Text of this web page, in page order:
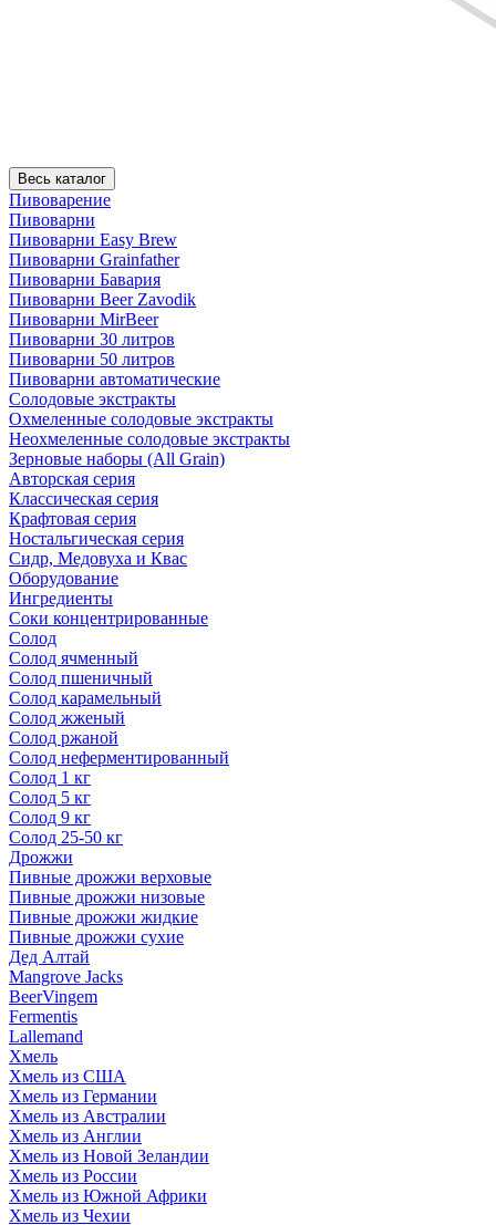
Весь каталог
Пивоварение
Пивоварни
Пивоварни Easy Brew
Пивоварни Grainfather
Пивоварни Бавария
Пивоварни Beer Zavodik
Пивоварни MirBeer
Пивоварни 30 литров
Пивоварни 50 литров
Пивоварни автоматические
Солодовые экстракты
Охмеленные солодовые экстракты
Неохмеленные солодовые экстракты
Зерновые наборы (All Grain)
Авторская серия
Классическая серия
Крафтовая серия
Ностальгическая серия
Сидр, Медовуха и Квас
Оборудование
Ингредиенты
Соки концентрированные
Солод
Солод ячменный
Солод пшеничный
Солод карамельный
Солод жженый
Солод ржаной
Солод неферментированный
Солод 1 кг
Солод 5 кг
Солод 9 кг
Солод 25-50 кг
Дрожжи
Пивные дрожжи верховые
Пивные дрожжи низовые
Пивные дрожжи жидкие
Пивные дрожжи сухие
Дед Алтай
Mangrove Jacks
BeerVingem
Fermentis
Lallemand
Хмель
Хмель из США
Хмель из Германии
Хмель из Австралии
Хмель из Англии
Хмель из Новой Зеландии
Хмель из России
Хмель из Южной Африки
Хмель из Чехии